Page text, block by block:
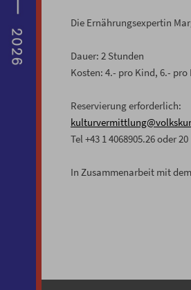
Die Ernährungsexpertin
Dauer: 2 Stunden
Kosten: 4.- pro Kind, 6.- pro
Reservierung erforderlich:
Tel +43 1 4068905.26 oder 20
In Zusammenarbeit mit dem